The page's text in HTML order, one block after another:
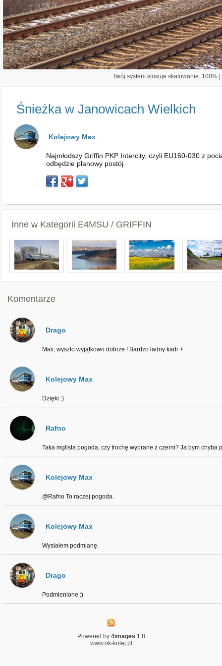
Twój system stosuje skalowanie: 100%
Śnieżka w Janowicach Wielkich
Kolejowy Max
Najmłodszy Griffin PKP Intercity, czyli EU160-030 z
odbędzie planowy postój.
Inne w Kategorii E4MSU / GRIFFIN
Komentarze
Drago
Max, wyszło wyjątkowo dobrze ! Bardzo ładny kadr +
Kolejowy Max
Dzięki :)
Rafno
Taka mglista pogoda, czy trochę wyprane z czerni? Ja bym chyba
Kolejowy Max
@Rafno To raczej pogoda.
Kolejowy Max
Wysłałem podmianę.
Drago
Podmienione :)
Powered by 4images 1.8
www.ok-kolej.pl